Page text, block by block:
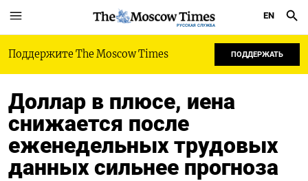
РУССКАЯ СЛУЖБА
EN
Поддержите The Moscow Times ПОДДЕРЖАТЬ
Доллар в плюсе, иена
снижается после
еженедельных трудовых
данных сильнее прогноза